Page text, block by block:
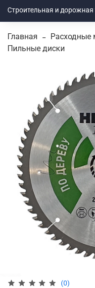
Строительная и дорожная
Главная
Расходные
Пильные диски
(0)